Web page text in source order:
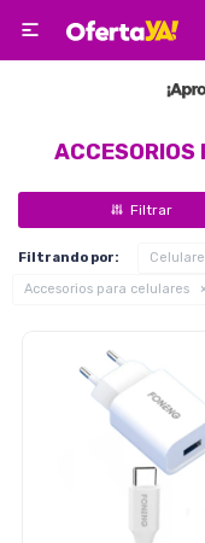

ACCESORIOS
Filtrando por:
Accesorios para celulares
Tv,